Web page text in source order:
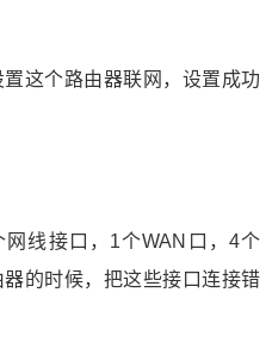
这个路由器联网，设置成功
线接口，1个WAN口，4个
的时候，把这些接口连接错